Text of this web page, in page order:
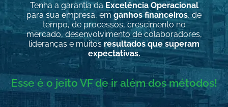
Tenha a garantia daExcelência Operacional
para sua empresa, em ganhos financeiros, de
tempo, de processos, crescimento no
mercado, desenvolvimento de colaboradores,
lideranças e muitos resultados que superam
expectativas.
Esse é o jeito VF de ir além dos métodos!